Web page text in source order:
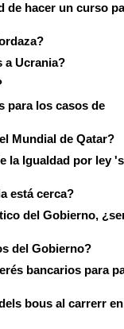
de hacer un curso
a Ucrania?
para los casos de
Mundial de Qatar?
la Igualdad por ley
está cerca?
del Gobierno,
del Gobierno?
bancarios para
bous al carrerr